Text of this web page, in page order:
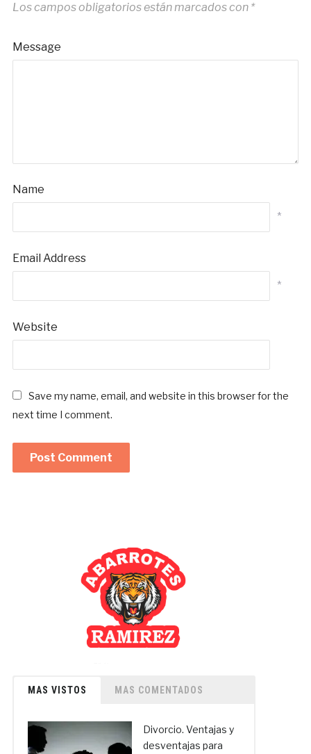
Los campos obligatorios están marcados con *
Message
Name
*
Email Address
*
Website
Save my name, email, and website in this browser for the
next time I comment.
MAS VISTOS MAS COMENTADOS
Divorcio. Ventajas y
desventajas para